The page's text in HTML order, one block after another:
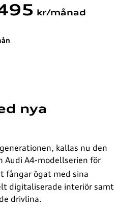
kr/månad
nya
kallas nu den
Audi A4-modellserien för
fångar ögat med sina
digitaliserade interiör samt
drivlina.